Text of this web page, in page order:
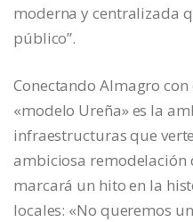
moderna y centralizada
público”.
Conectando Almagro
«modelo Ureña» es la
infraestructuras que
ambiciosa remodelación
marcará un hito en la
locales: «No queremos